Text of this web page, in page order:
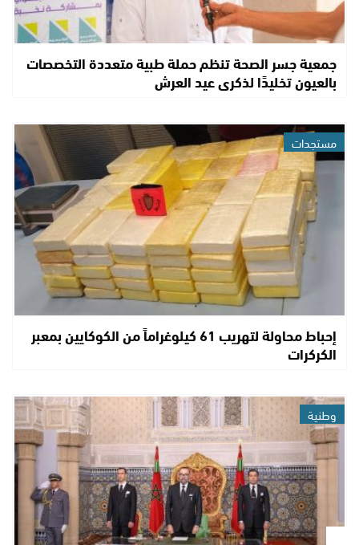
جمعية جسر الصحة تنظم حملة طبية متعددة التخصصات
بالعيون تخليدًا لذكرى عيد العرش
مستجدات
إحباط محاولة لتهريب 61 كيلوغراماً من الكوكايين بمعبر
الكركرات
وطنية